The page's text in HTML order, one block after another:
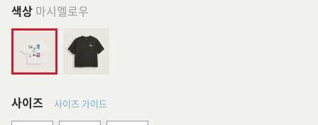
색상 마시멜로우
사이즈 사이즈 가이드